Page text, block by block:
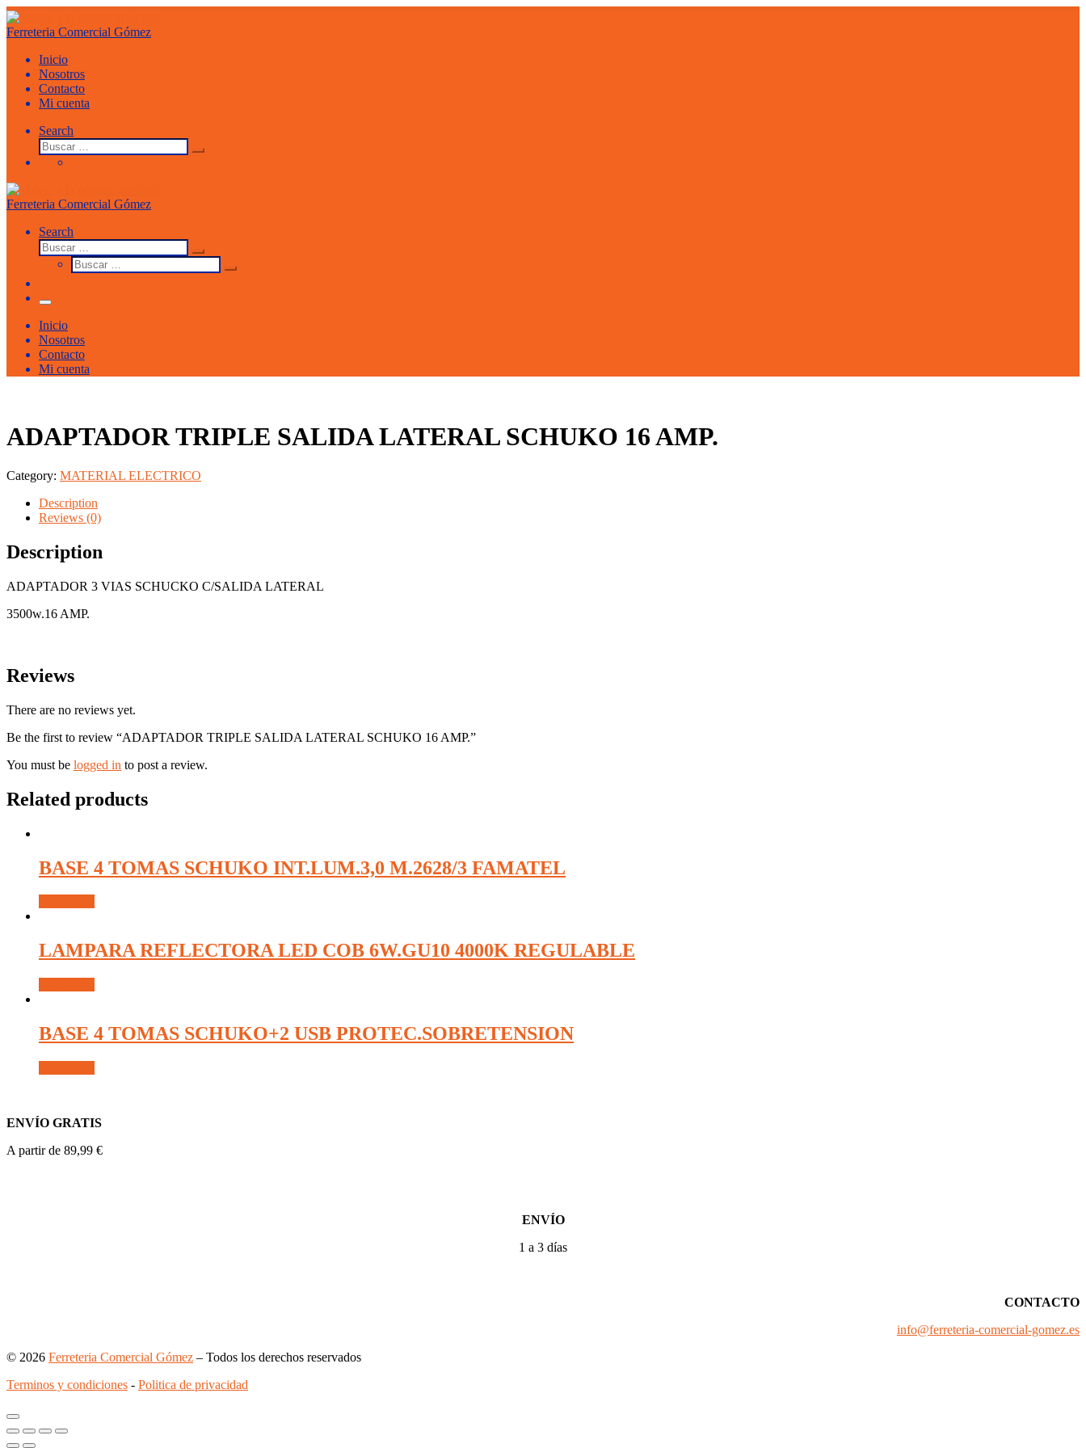
Saltar
al
contenido
Ferreteria Comercial Gómez
Inicio
Nosotros
Contacto
Mi cuenta
Search
Buscar
Buscar
Ferreteria Comercial Gómez
Search
Buscar
Buscar
…
Buscar
Buscar
Menu
Inicio
Nosotros
Contacto
Mi cuenta
ADAPTADOR TRIPLE SALIDA LATERAL SCHUKO 16 AMP.
Category: MATERIAL ELECTRICO
Description
Reviews (0)
Description
ADAPTADOR 3 VIAS SCHUCKO C/SALIDA LATERAL
3500w.16 AMP.
Reviews
There are no reviews yet.
Be the first to review “ADAPTADOR TRIPLE SALIDA LATERAL SCHUKO 16 AMP.”
You must be logged in to post a review.
Related products
BASE 4 TOMAS SCHUKO INT.LUM.3,0 M.2628/3 FAMATEL
LAMPARA REFLECTORA LED COB 6W.GU10 4000K REGULABLE
BASE 4 TOMAS SCHUKO+2 USB PROTEC.SOBRETENSION
ENVÍO GRATIS
A partir de 89,99 €
ENVÍO
1 a 3 días
CONTACTO
info@ferreteria-comercial-gomez.es
© 2026 Ferreteria Comercial Gómez – Todos los derechos reservados
Terminos y condiciones - Politica de privacidad